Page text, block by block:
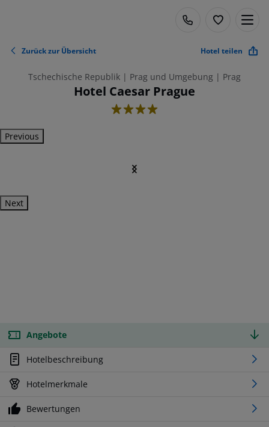
Zurück zur Übersicht Hotel teilen
Tschechische Republik | Prag und Umgebung | Prag
Hotel Caesar Prague
4
Previous
Next
Angebote
Hotelbeschreibung
Hotelmerkmale
Bewertungen